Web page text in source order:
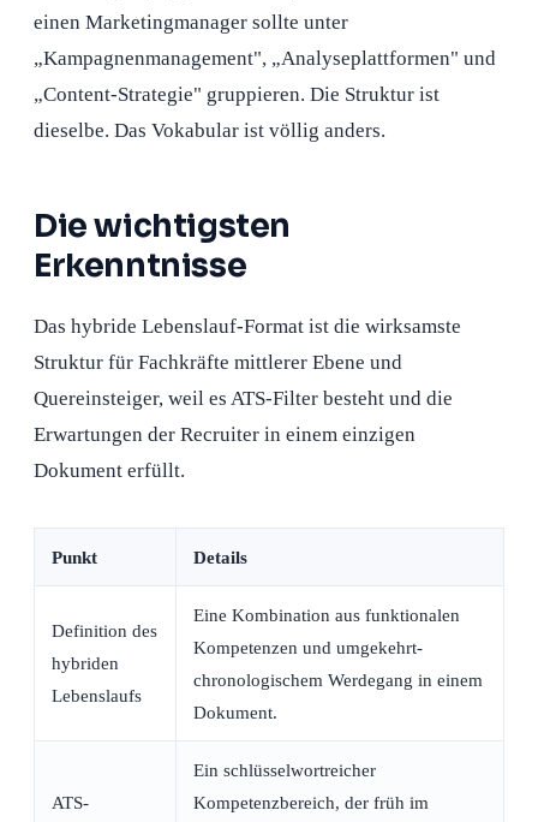
einen Marketingmanager sollte unter
„Kampagnenmanagement", „Analyseplattformen" und
„Content-Strategie" gruppieren. Die Struktur ist
dieselbe. Das Vokabular ist völlig anders.
Die wichtigsten
Erkenntnisse
Das hybride Lebenslauf-Format ist die wirksamste
Struktur für Fachkräfte mittlerer Ebene und
Quereinsteiger, weil es ATS-Filter besteht und die
Erwartungen der Recruiter in einem einzigen
Dokument erfüllt.
Punkt Details
Definition des
hybriden
Lebenslaufs
Eine Kombination aus funktionalen
Kompetenzen und umgekehrt-
chronologischem Werdegang in einem
Dokument.
ATS-
Ein schlüsselwortreicher
Kompetenzbereich, der früh im